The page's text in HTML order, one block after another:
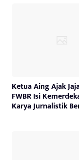
Ketua Aing Ajak
FWBR Isi
Karya Jurnalistik